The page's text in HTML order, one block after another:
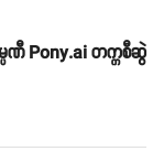
ဏီ Pony.ai တက္ကစီဆွဲ